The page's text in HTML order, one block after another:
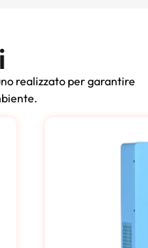
realizzato per garantire